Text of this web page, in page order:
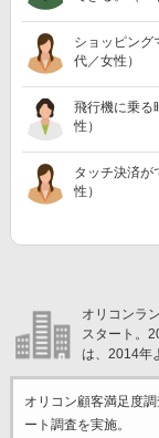
ショッピング
代／女性）
飛行機に乗る
性）
タッチ決済が
性）
オリコンラ
スタート。
は、2014年
オリコン顧客満足度
ート調査を実施。